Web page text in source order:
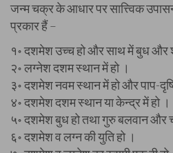
जन्म चक्र के आधार पर सात्त्विक
प्रकार हैं –
१॰ दशमेश उच्च हो और साथ में बुध और
२॰ लग्नेश दशम स्थान में हो ।
३॰ दशमेश नवम स्थान में हो और पाप-
४॰ दशमेश दशम स्थान या केन्द्र में हो ।
५॰ दशमेश बुध हो तथा गुरु बलवान और
६॰ दशमेश व लग्न की युति हो ।